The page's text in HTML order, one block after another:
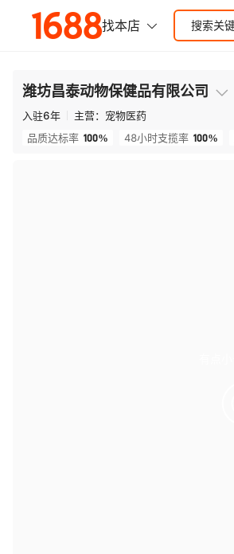
潍坊昌泰动物保健品有限公司
入驻6年 主营： 宠物医药
品质达标率 100% 48小时支揽率 100%